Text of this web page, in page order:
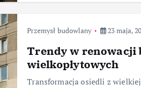
Przemysł budowlany 23 maja,
Trendy w renowacji
wielkopłytowych
Transformacja osiedli z